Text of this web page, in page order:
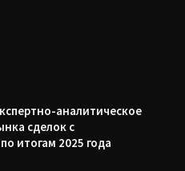
аналитическое
сделок с
итогам 2025 года